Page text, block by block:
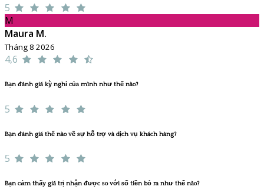
5
M
Maura M.
Tháng 8 2026
4,6
Bạn đánh giá kỳ nghỉ của mình như thế nào?
5
Bạn đánh giá thế nào về sự hỗ trợ và dịch vụ khách hàng?
5
Bạn cảm thấy giá trị nhận được so với số tiền bỏ ra như thế nào?